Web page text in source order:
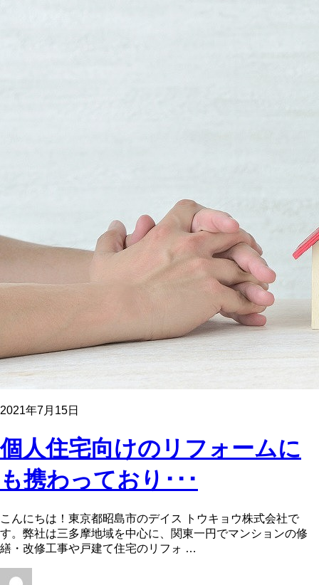
2021年7月15日
個人住宅向けのリフォームに
も携わっており･･･
こんにちは！東京都昭島市のデイス トウキョウ株式会社で
す。弊社は三多摩地域を中心に、関東一円でマンションの修
繕・改修工事や戸建て住宅のリフォ …